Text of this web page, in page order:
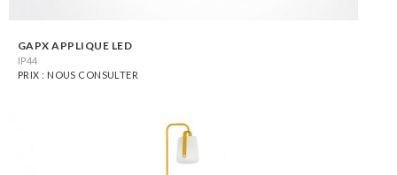
GAPX APPLIQUE LED
IP44
PRIX : NOUS CONSULTER